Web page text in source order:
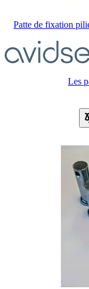
Patte de fixation
Les